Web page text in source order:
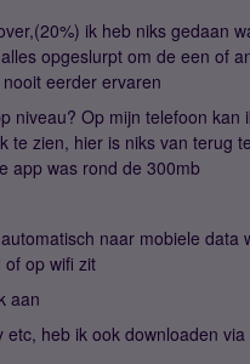
ik heb niks gedaan
opgeslurpt om de een of
eerder ervaren
niveau? Op mijn telefoon kan
te zien, hier is niks van terug
app was rond de 300mb
naar mobiele data
op wifi zit
aan
etc, heb ik ook downloaden via